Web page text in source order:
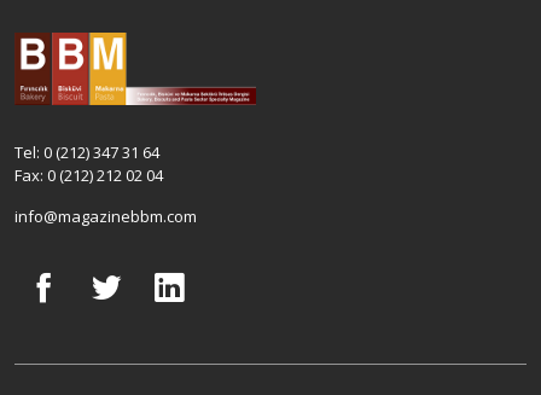
Tel: 0 (212) 347 31 64
Fax: 0 (212) 212 02 04
info@magazinebbm.com